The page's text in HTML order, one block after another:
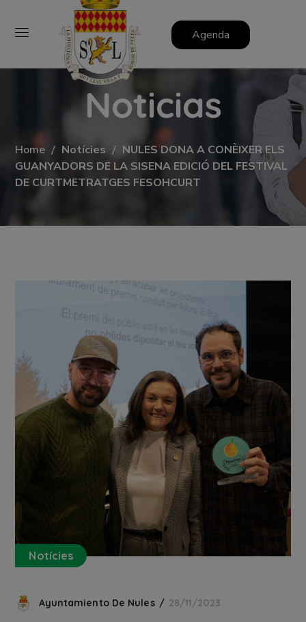
Agenda
Noticias
Home Notícies
NULES DONA A CONÈIXER ELS
GUANYADORS DE LA SISENA EDICIÓ DEL FESTIVAL
DE CURTMETRATGES FESOHCURT
Notícies
Ayuntamiento De Nules 28/11/2023